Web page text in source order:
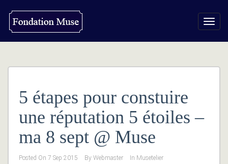
5 étapes pour constuire
une réputation 5 étoiles –
ma 8 sept @ Muse
Posted On 7 Sep 2015 By Webmaster In Musetelier